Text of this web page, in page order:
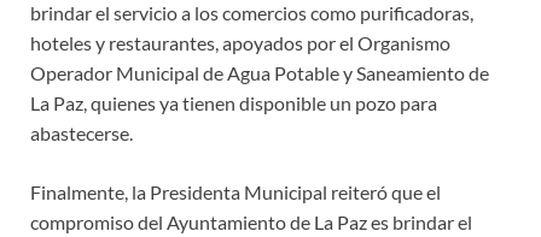
brindar el servicio a los comercios como purificadoras,
hoteles y restaurantes, apoyados por el Organismo
Operador Municipal de Agua Potable y Saneamiento de
La Paz, quienes ya tienen disponible un pozo para
abastecerse.
Finalmente, la Presidenta Municipal reiteró que el
compromiso del Ayuntamiento de La Paz es brindar el